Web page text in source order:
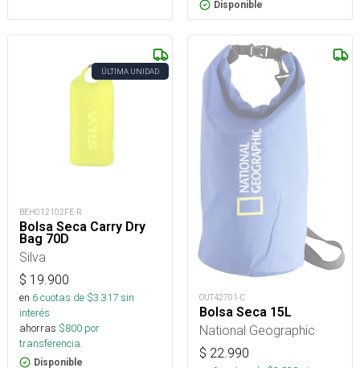
Disponible
ÚLTIMA UNIDAD
BEH012102FE-R
Bolsa Seca Carry Dry
Bag 70D
Silva
$ 19.900
en 6cuotas de $3.317sin
interés
ahorras $800 por
transferencia.
Disponible
OUT42701-C
Bolsa Seca 15L
National Geographic
$ 22.990